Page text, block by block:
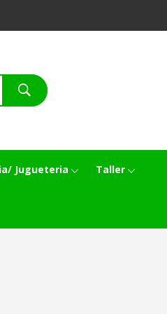
Jugueteria Taller